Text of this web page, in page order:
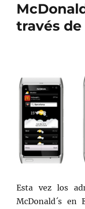
través
Esta vez los
McDonald´s en